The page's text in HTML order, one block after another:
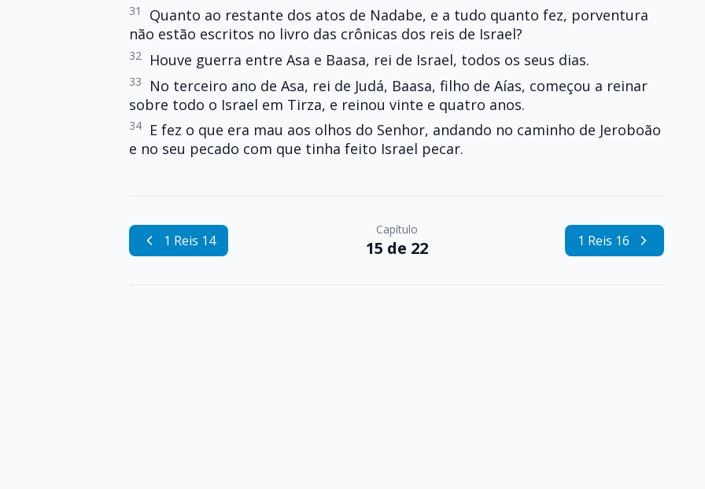
31
Quanto ao restante dos atos de Nadabe, e a tudo quanto fez, porventura
não estão escritos no livro das crônicas dos reis de Israel?
32 Houve guerra entre Asa e Baasa, rei de Israel, todos os seus dias.
33
No terceiro ano de Asa, rei de Judá, Baasa, filho de Aías, começou a reinar
sobre todo o Israel em Tirza, e reinou vinte e quatro anos.
34
E fez o que era mau aos olhos do Senhor, andando no caminho de Jeroboão
e no seu pecado com que tinha feito Israel pecar.
1 Reis 14
Capítulo
15 de 22 1 Reis 16